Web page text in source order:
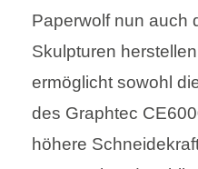
Paperwolf nun auch
Skulpturen
ermöglicht sowohl
des Graphtec
höhere